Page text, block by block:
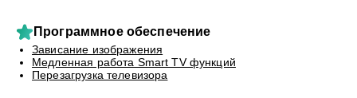
Программное обеспечение
Зависание изображения
Медленная работа Smart TV функций
Перезагрузка телевизора